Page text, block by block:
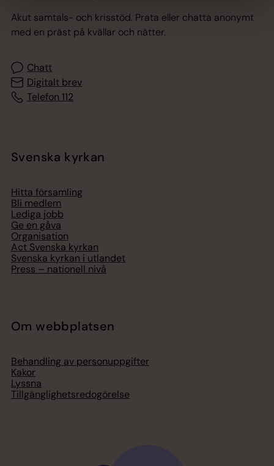
Akut samtals- och krisstöd. Prata eller chatta anonymt
med en präst på kvällar och nätter.
Chatt
Digitalt brev
Telefon 112
Svenska kyrkan
Hitta församling
Bli medlem
Lediga jobb
Ge en gåva
Organisation
Act Svenska kyrkan
Svenska kyrkan i utlandet
Press – nationell nivå
Om webbplatsen
Behandling av personuppgifter
Kakor
Lyssna
Tillgänglighetsredogörelse